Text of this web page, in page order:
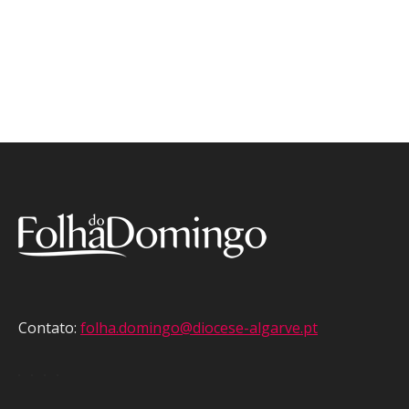
Contato: folha.domingo@diocese-algarve.pt